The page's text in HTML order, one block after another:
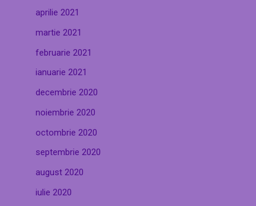
aprilie 2021
martie 2021
februarie 2021
ianuarie 2021
decembrie 2020
noiembrie 2020
octombrie 2020
septembrie 2020
august 2020
iulie 2020